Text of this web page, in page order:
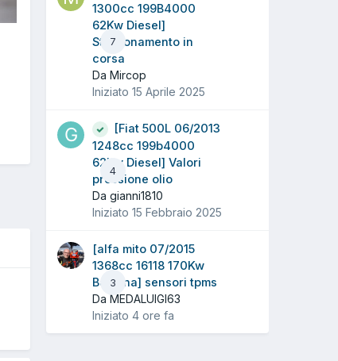
7
1300cc 199B4000
62Kw Diesel]
Strattonamento in
corsa
Da Mircop
Iniziato 15 Aprile 2025
4
[Fiat 500L 06/2013
1248cc 199b4000
62Kw Diesel] Valori
pressione olio
Da gianni1810
Iniziato 15 Febbraio 2025
3
[alfa mito 07/2015
1368cc 16118 170Kw
Benzina] sensori tpms
Da MEDALUIGI63
Iniziato 4 ore fa